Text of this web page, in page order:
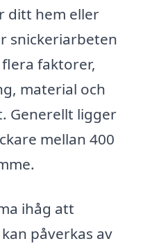
ditt hem eller
snickeriarbeten
faktorer,
material och
Generellt ligger
mellan 400
ihåg att
påverkas av